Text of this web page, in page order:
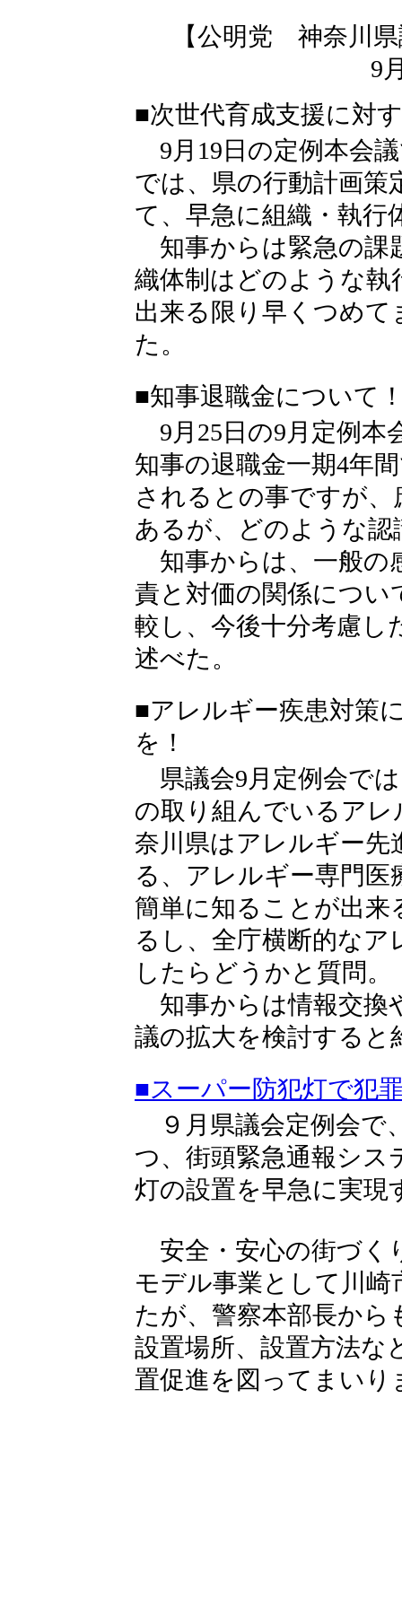
【公明党 神奈川
9
■次世代育成支援に対
9月19日の定例本会
では、県の行動計画
て、早急に組織・執行
知事からは緊急の課
織体制はどのような執
出来る限り早くつめ
た。
■知事退職金について
9月25日の9月定例本
知事の退職金一期4年
されるとの事ですが
あるが、どのような
知事からは、一般の
責と対価の関係につい
較し、今後十分考慮し
述べた。
■アレルギー疾患対策
を！
県議会9月定例会で
の取り組んでいるア
奈川県はアレルギー先
る、アレルギー専門
簡単に知ることが出来
るし、全庁横断的なア
したらどうかと質問。
知事からは情報交換
議の拡大を検討すると
■スーパー防犯灯で犯
９月県議会定例会で
つ、街頭緊急通報シス
灯の設置を早急に実現
安全・安心の街づく
モデル事業として川
たが、警察本部長から
設置場所、設置方法な
置促進を図ってまい